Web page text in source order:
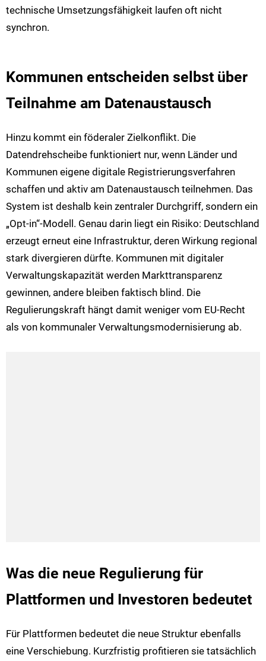
technische Umsetzungsfähigkeit laufen oft nicht
synchron.
Kommunen entscheiden selbst über
Teilnahme am Datenaustausch
Hinzu kommt ein föderaler Zielkonflikt. Die
Datendrehscheibe funktioniert nur, wenn Länder und
Kommunen eigene digitale Registrierungsverfahren
schaffen und aktiv am Datenaustausch teilnehmen. Das
System ist deshalb kein zentraler Durchgriff, sondern ein
„Opt-in“-Modell. Genau darin liegt ein Risiko: Deutschland
erzeugt erneut eine Infrastruktur, deren Wirkung regional
stark divergieren dürfte. Kommunen mit digitaler
Verwaltungskapazität werden Markttransparenz
gewinnen, andere bleiben faktisch blind. Die
Regulierungskraft hängt damit weniger vom EU-Recht
als von kommunaler Verwaltungsmodernisierung ab.
Was die neue Regulierung für
Plattformen und Investoren bedeutet
Für Plattformen bedeutet die neue Struktur ebenfalls
eine Verschiebung. Kurzfristig profitieren sie tatsächlich